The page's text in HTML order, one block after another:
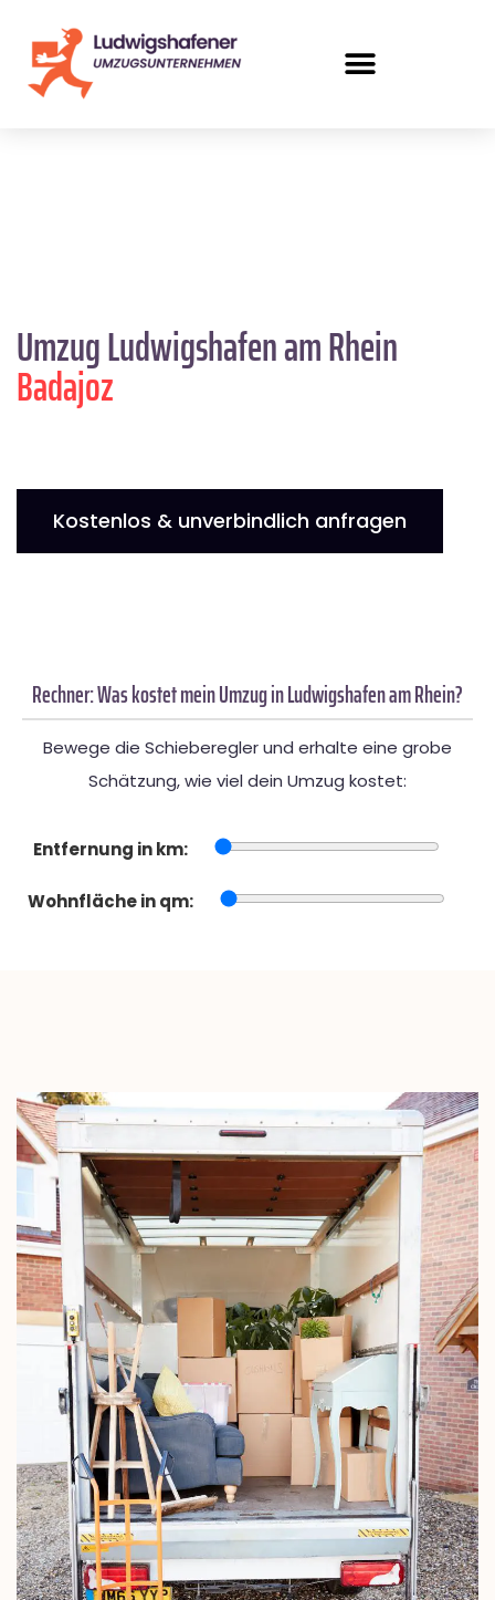
Umzug Ludwigshafen am Rhein
Badajoz
Kostenlos & unverbindlich anfragen
Rechner: Was kostet mein Umzug in Ludwigshafen am Rhein?
Bewege die Schieberegler und erhalte eine grobe
Schätzung, wie viel dein Umzug kostet:
Entfernung in km:
Wohnfläche in qm: